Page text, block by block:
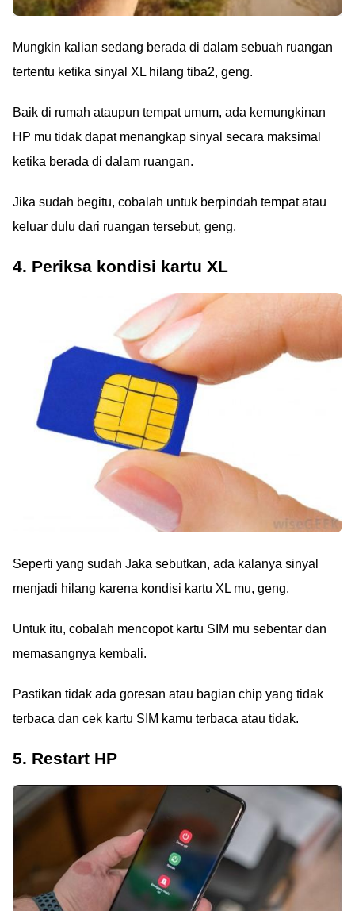
Mungkin kalian sedang berada di dalam sebuah ruangan
tertentu ketika sinyal XL hilang tiba2, geng.
Baik di rumah ataupun tempat umum, ada kemungkinan
HP mu tidak dapat menangkap sinyal secara maksimal
ketika berada di dalam ruangan.
Jika sudah begitu, cobalah untuk berpindah tempat atau
keluar dulu dari ruangan tersebut, geng.
4. Periksa kondisi kartu XL
Seperti yang sudah Jaka sebutkan, ada kalanya sinyal
menjadi hilang karena kondisi kartu XL mu, geng.
Untuk itu, cobalah mencopot kartu SIM mu sebentar dan
memasangnya kembali.
Pastikan tidak ada goresan atau bagian chip yang tidak
terbaca dan cek kartu SIM kamu terbaca atau tidak.
5. Restart HP